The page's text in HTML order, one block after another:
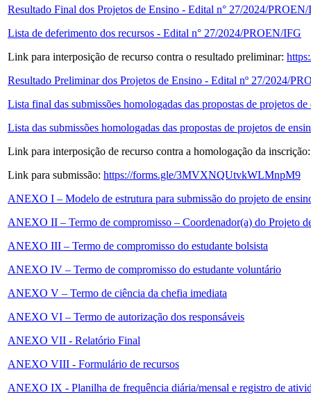
Resultado Final dos Projetos de Ensino - Edital n° 27/2024/
Lista de deferimento dos recursos - Edital n° 27/2024/PROEN/IFG
Link para interposição de recurso contra o resultado preliminar:
Resultado Preliminar dos Projetos de Ensino - Edital nº 27/2024/
Lista final das submissões homologadas das propostas de projetos
Lista das submissões homologadas das propostas de projetos de
Link para interposição de recurso contra a homologação da
Link para submissão: https://forms.gle/3MVXNQUtvkWLMnpM9
ANEXO I – Modelo de estrutura para submissão do projeto de
ANEXO II – Termo de compromisso – Coordenador(a) do Projeto
ANEXO III – Termo de compromisso do estudante bolsista
ANEXO IV – Termo de compromisso do estudante voluntário
ANEXO V – Termo de ciência da chefia imediata
ANEXO VI – Termo de autorização dos responsáveis
ANEXO VII - Relatório Final
ANEXO VIII - Formulário de recursos
ANEXO IX - Planilha de frequência diária/mensal e registro de